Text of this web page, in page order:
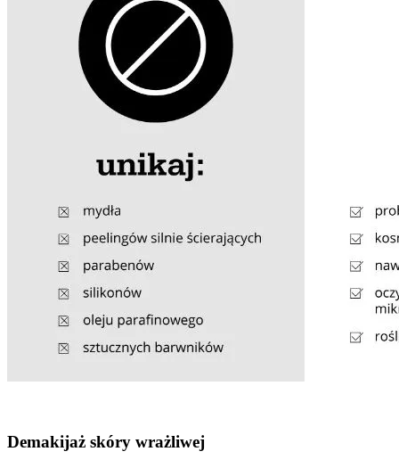
Demakijaż skóry wrażliwej